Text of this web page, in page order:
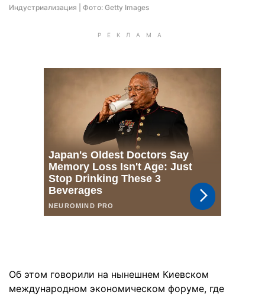
Индустриализация | Фото: Getty Images
Об этом говорили на нынешнем Киевском
международном экономическом форуме, где